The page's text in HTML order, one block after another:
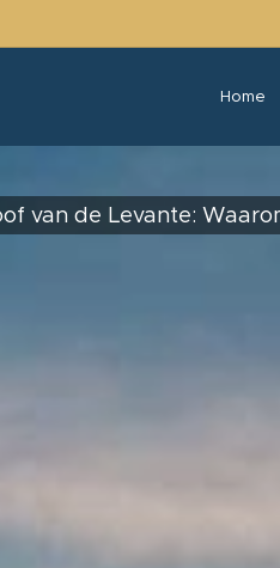
Home
van de Levante: